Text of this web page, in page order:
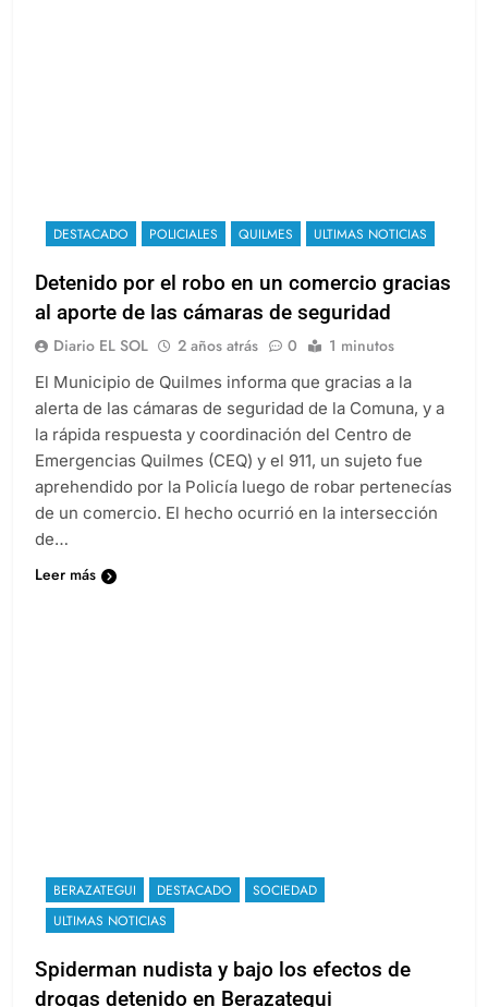
DESTACADO POLICIALES QUILMES ULTIMAS NOTICIAS
Detenido por el robo en un comercio gracias
al aporte de las cámaras de seguridad
Diario EL SOL 2 años atrás 0 1 minutos
El Municipio de Quilmes informa que gracias a la
alerta de las cámaras de seguridad de la Comuna, y a
la rápida respuesta y coordinación del Centro de
Emergencias Quilmes (CEQ) y el 911, un sujeto fue
aprehendido por la Policía luego de robar pertenecías
de un comercio. El hecho ocurrió en la intersección
de…
Leer más
BERAZATEGUI DESTACADO
SOCIEDAD
ULTIMAS NOTICIAS
Spiderman nudista y bajo los efectos de
drogas detenido en Berazategui